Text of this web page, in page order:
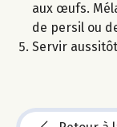
aux œufs.
de persil ou
Servir